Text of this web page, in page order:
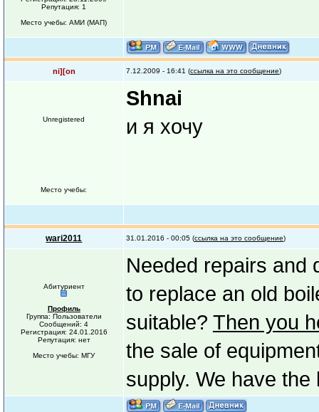
Репутация: 1
Место учебы: АМИ (МАП)
ni][on 7.12.2009 - 16:41 (ссылка на это сообщение)
Unregistered
Место учебы:
Shnai
и я хочу
wari2011 31.01.2016 - 00:05 (ссылка на это сообщение)
Абитуриент
Профиль
Группа: Пользователи
Сообщений: 4
Регистрация: 24.01.2016
Репутация: нет
Место учебы: МГУ
Needed repairs and
to replace an old
suitable? Then you
the sale of
supply. We have